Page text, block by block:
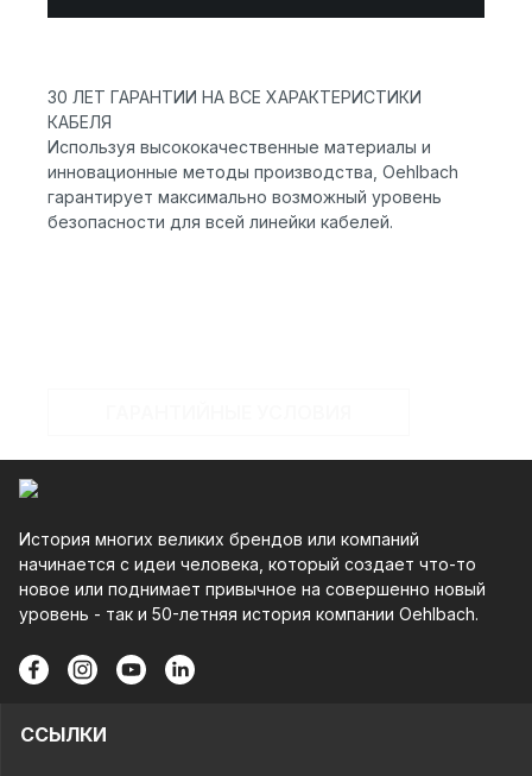
30 ЛЕТ ГАРАНТИИ НА ВСЕ ХАРАКТЕРИСТИКИ
КАБЕЛЯ
Используя высококачественные материалы и
инновационные методы производства, Oehlbach
гарантирует максимально возможный уровень
безопасности для всей линейки кабелей.
История многих великих брендов или компаний
начинается с идеи человека, который создает что-то
новое или поднимает привычное на совершенно новый
уровень - так и 50-летняя история компании Oehlbach.
ССЫЛКИ